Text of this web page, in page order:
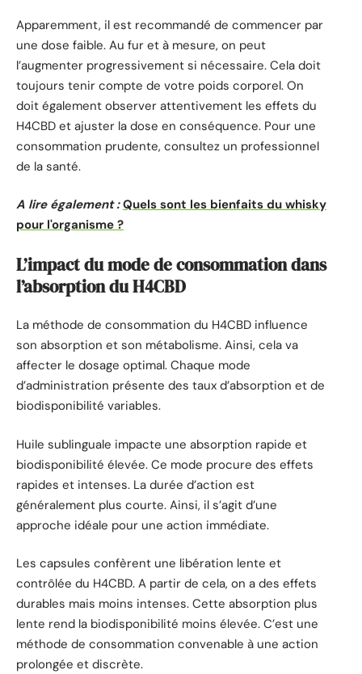
Apparemment, il est recommandé de commencer par
une dose faible. Au fur et à mesure, on peut
l’augmenter progressivement si nécessaire. Cela doit
toujours tenir compte de votre poids corporel. On
doit également observer attentivement les effets du
H4CBD et ajuster la dose en conséquence. Pour une
consommation prudente, consultez un professionnel
de la santé.
A lire également : Quels sont les bienfaits du whisky
pour l'organisme ?
L’impact du mode de consommation dans
l’absorption du H4CBD
La méthode de consommation du H4CBD influence
son absorption et son métabolisme. Ainsi, cela va
affecter le dosage optimal. Chaque mode
d’administration présente des taux d’absorption et de
biodisponibilité variables.
Huile sublinguale impacte une absorption rapide et
biodisponibilité élevée. Ce mode procure des effets
rapides et intenses. La durée d’action est
généralement plus courte. Ainsi, il s’agit d’une
approche idéale pour une action immédiate.
Les capsules confèrent une libération lente et
contrôlée du H4CBD. A partir de cela, on a des effets
durables mais moins intenses. Cette absorption plus
lente rend la biodisponibilité moins élevée. C’est une
méthode de consommation convenable à une action
prolongée et discrète.